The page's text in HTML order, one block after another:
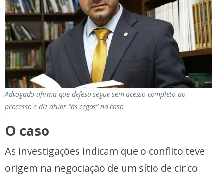
Advogado afirma que defesa segue sem acesso completo ao
processo e diz atuar “às cegas” no caso
O caso
As investigações indicam que o conflito teve
origem na negociação de um sítio de cinco